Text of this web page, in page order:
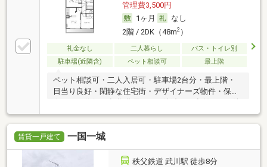
管理費3,500円
1ヶ月
なし
2階 / 2DK（48m2）
礼金なし 二人暮らし
バス・トイレ別
駐車場(近隣含)
ペット相談可 最上階
ペット相談可・二人入居可・駐車場2台分・最上階・
日当り良好・閑静な住宅街・デザイナーズ物件・保証
済可
賃貸一戸建て 一国一城
秩父鉄道 武川駅 徒歩8分